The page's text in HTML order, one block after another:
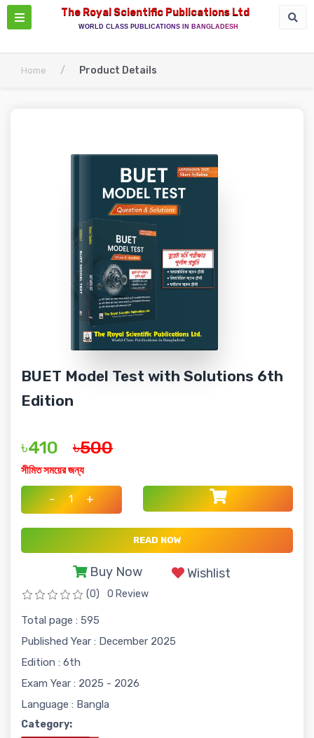
The Royal Scientific Publications Ltd
WORLD CLASS PUBLICATIONS IN BANGLADESH
Home / Product Details
BUET Model Test with Solutions 6th
Edition
৳410 ৳500
সীমিত সময়ের জন্য
- +
READ NOW
Buy Now Wishlist
(0) 0 Review
Total page : 595
Published Year : December 2025
Edition : 6th
Exam Year : 2025 - 2026
Language : Bangla
Category: